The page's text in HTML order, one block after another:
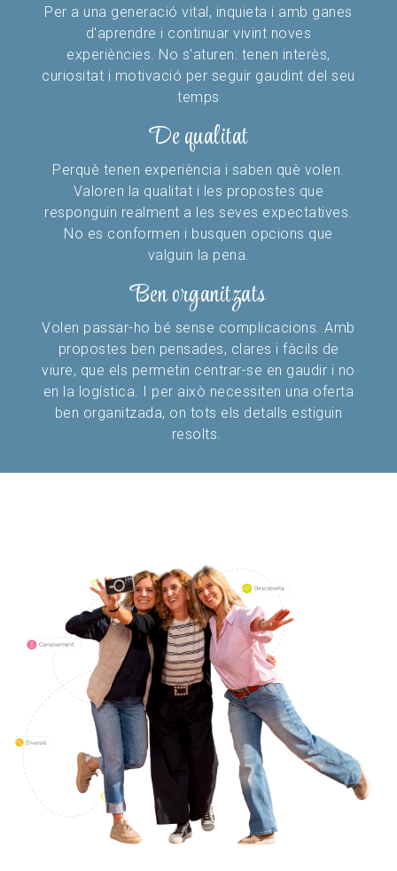
Per a una generació vital, inquieta i amb ganes
d'aprendre i continuar vivint noves
experiències. No s'aturen: tenen interès,
curiositat i motivació per seguir gaudint del seu
temps
De qualitat
Perquè tenen experiència i saben què volen.
Valoren la qualitat i les propostes que
responguin realment a les seves expectatives.
No es conformen i busquen opcions que
valguin la pena.
Ben organitzats
Volen passar-ho bé sense complicacions. Amb
propostes ben pensades, clares i fàcils de
viure, que els permetin centrar-se en gaudir i no
en la logística. I per això necessiten una oferta
ben organitzada, on tots els detalls estiguin
resolts.